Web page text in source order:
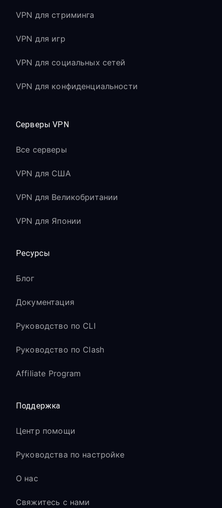
VPN для стриминга
VPN для игр
VPN для социальных сетей
VPN для конфиденциальности
Серверы VPN
Все серверы
VPN для США
VPN для Великобритании
VPN для Японии
Ресурсы
Блог
Документация
Руководство по CLI
Руководство по Clash
Affiliate Program
Поддержка
Центр помощи
Руководства по настройке
О нас
Свяжитесь с нами